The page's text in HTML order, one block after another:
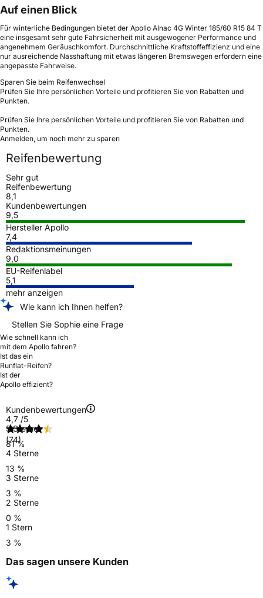
Auf einen Blick
Für winterliche Bedingungen bietet der Apollo Alnac 4G Winter 185/60 R15 84 T
eine insgesamt sehr gute Fahrsicherheit mit ausgewogener Performance und
angenehmem Geräuschkomfort. Durchschnittliche Kraftstoffeffizienz und eine
nur ausreichende Nasshaftung mit etwas längeren Bremswegen erfordern eine
angepasste Fahrweise.
Sparen Sie beim Reifenwechsel
Prüfen Sie Ihre persönlichen Vorteile und profitieren Sie von Rabatten und
Punkten.
Prüfen Sie Ihre persönlichen Vorteile und profitieren Sie von Rabatten und
Punkten.
Anmelden, um noch mehr zu sparen
Reifenbewertung
Sehr gut
Reifenbewertung
8,1
Kundenbewertungen
9,5
Hersteller Apollo
7,4
Redaktionsmeinungen
9,0
EU-Reifenlabel
5,1
mehr anzeigen
Wie kann ich Ihnen helfen?
Stellen Sie Sophie eine Frage
Wie schnell kann ich
mit dem Apollo fahren?
Ist das ein
Runflat-Reifen?
Ist der
Apollo effizient?
Kundenbewertungen
4,7 /5
(74)
5 Sterne
81 %
4 Sterne
13 %
3 Sterne
3 %
2 Sterne
0 %
1 Stern
3 %
Das sagen unsere Kunden